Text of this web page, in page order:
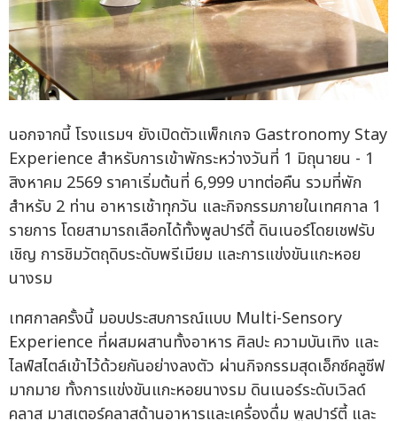
นอกจากนี้ โรงแรมฯ ยังเปิดตัวแพ็กเกจ Gastronomy Stay
Experience สำหรับการเข้าพักระหว่างวันที่ 1 มิถุนายน - 1
สิงหาคม 2569 ราคาเริ่มต้นที่ 6,999 บาทต่อคืน รวมที่พัก
สำหรับ 2 ท่าน อาหารเช้าทุกวัน และกิจกรรมภายในเทศกาล 1
รายการ โดยสามารถเลือกได้ทั้งพูลปาร์ตี้ ดินเนอร์โดยเชฟรับ
เชิญ การชิมวัตถุดิบระดับพรีเมียม และการแข่งขันแกะหอย
นางรม
เทศกาลครั้งนี้ มอบประสบการณ์แบบ Multi-Sensory
Experience ที่ผสมผสานทั้งอาหาร ศิลปะ ความบันเทิง และ
ไลฟ์สไตล์เข้าไว้ด้วยกันอย่างลงตัว ผ่านกิจกรรมสุดเอ็กซ์คลูซีฟ
มากมาย ทั้งการแข่งขันแกะหอยนางรม ดินเนอร์ระดับเวิลด์
คลาส มาสเตอร์คลาสด้านอาหารและเครื่องดื่ม พูลปาร์ตี้ และ